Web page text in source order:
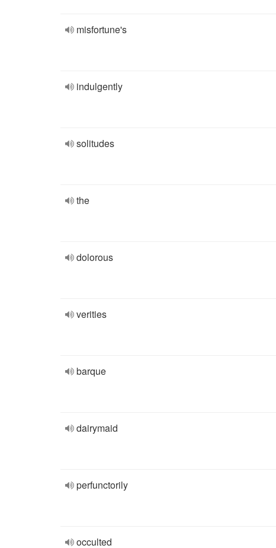
misfortune's
indulgently
solitudes
the
dolorous
verities
barque
dairymaid
perfunctorily
occulted